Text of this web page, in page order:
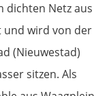
dichten Netz aus
und wird von der
(Nieuwestad)
sitzen. Als